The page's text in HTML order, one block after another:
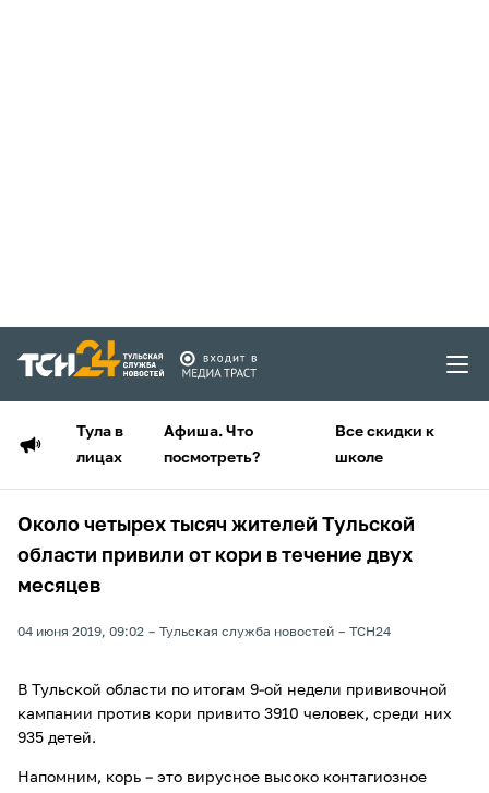
Тула в
лицах
Афиша. Что
посмотреть?
Все скидки к
школе
Около четырех тысяч жителей Тульской
области привили от кори в течение двух
месяцев
04 июня 2019, 09:02 Тульская служба новостей ТСН24
В Тульской области по итогам 9-ой недели прививочной
кампании против кори привито 3910 человек, среди них
935 детей.
Напомним, корь – это вирусное высоко контагиозное